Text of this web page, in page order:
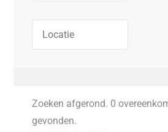
Zoeken afgerond. 0
gevonden.